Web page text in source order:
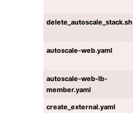
delete_autoscale_stack.sh
autoscale-web.yaml
autoscale-web-lb-
member.yaml
create_external.yaml